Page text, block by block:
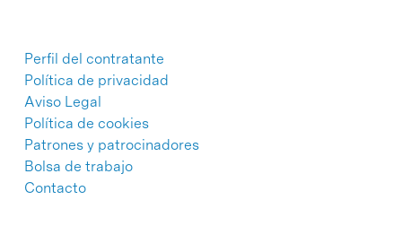
Perfil del contratante
Política de privacidad
Aviso Legal
Política de cookies
Patrones y patrocinadores
Bolsa de trabajo
Contacto